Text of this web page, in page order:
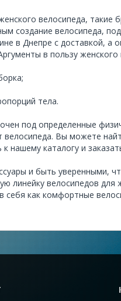
велосипеда, такие
создание велосипеда,
в Днепре с доставкой, а
в пользу женского
тела.
под определенные
велосипеда. Вы можете
нашему каталогу и
и быть уверенными,
линейку велосипедов
себя как комфортные